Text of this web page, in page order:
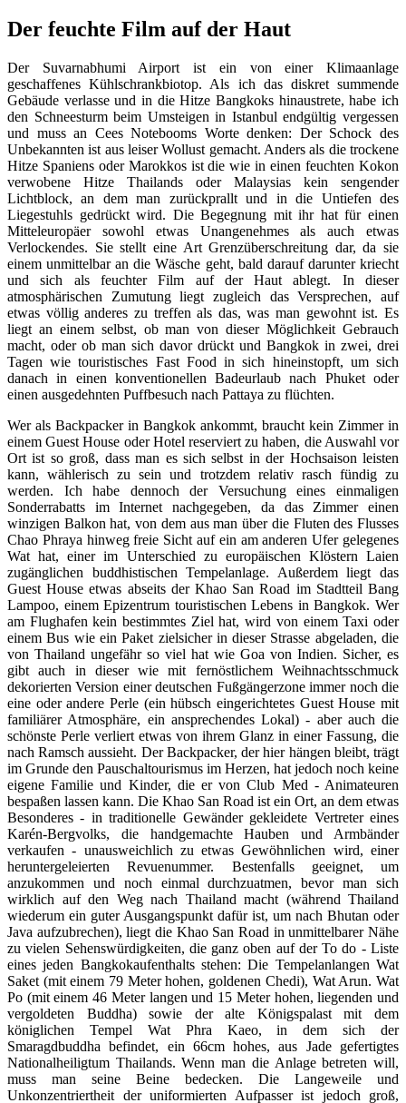
Der feuchte Film auf der Haut
Der Suvarnabhumi Airport ist ein von einer Klimaanlage
geschaffenes Kühlschrankbiotop. Als ich das diskret summende
Gebäude verlasse und in die Hitze Bangkoks hinaustrete, habe ich
den Schneesturm beim Umsteigen in Istanbul endgültig vergessen
und muss an Cees Notebooms Worte denken: Der Schock des
Unbekannten ist aus leiser Wollust gemacht. Anders als die trockene
Hitze Spaniens oder Marokkos ist die wie in einen feuchten Kokon
verwobene Hitze Thailands oder Malaysias kein sengender
Lichtblock, an dem man zurückprallt und in die Untiefen des
Liegestuhls gedrückt wird. Die Begegnung mit ihr hat für einen
Mitteleuropäer sowohl etwas Unangenehmes als auch etwas
Verlockendes. Sie stellt eine Art Grenzüberschreitung dar, da sie
einem unmittelbar an die Wäsche geht, bald darauf darunter kriecht
und sich als feuchter Film auf der Haut ablegt. In dieser
atmosphärischen Zumutung liegt zugleich das Versprechen, auf
etwas völlig anderes zu treffen als das, was man gewohnt ist. Es
liegt an einem selbst, ob man von dieser Möglichkeit Gebrauch
macht, oder ob man sich davor drückt und Bangkok in zwei, drei
Tagen wie touristisches Fast Food in sich hineinstopft, um sich
danach in einen konventionellen Badeurlaub nach Phuket oder
einen ausgedehnten Puffbesuch nach Pattaya zu flüchten.
Wer als Backpacker in Bangkok ankommt, braucht kein Zimmer in
einem Guest House oder Hotel reserviert zu haben, die Auswahl vor
Ort ist so groß, dass man es sich selbst in der Hochsaison leisten
kann, wählerisch zu sein und trotzdem relativ rasch fündig zu
werden. Ich habe dennoch der Versuchung eines einmaligen
Sonderrabatts im Internet nachgegeben, da das Zimmer einen
winzigen Balkon hat, von dem aus man über die Fluten des Flusses
Chao Phraya hinweg freie Sicht auf ein am anderen Ufer gelegenes
Wat hat, einer im Unterschied zu europäischen Klöstern Laien
zugänglichen buddhistischen Tempelanlage. Außerdem liegt das
Guest House etwas abseits der Khao San Road im Stadtteil Bang
Lampoo, einem Epizentrum touristischen Lebens in Bangkok. Wer
am Flughafen kein bestimmtes Ziel hat, wird von einem Taxi oder
einem Bus wie ein Paket zielsicher in dieser Strasse abgeladen, die
von Thailand ungefähr so viel hat wie Goa von Indien. Sicher, es
gibt auch in dieser wie mit fernöstlichem Weihnachtsschmuck
dekorierten Version einer deutschen Fußgängerzone immer noch die
eine oder andere Perle (ein hübsch eingerichtetes Guest House mit
familiärer Atmosphäre, ein ansprechendes Lokal) - aber auch die
schönste Perle verliert etwas von ihrem Glanz in einer Fassung, die
nach Ramsch aussieht. Der Backpacker, der hier hängen bleibt, trägt
im Grunde den Pauschaltourismus im Herzen, hat jedoch noch keine
eigene Familie und Kinder, die er von Club Med - Animateuren
bespaßen lassen kann. Die Khao San Road ist ein Ort, an dem etwas
Besonderes - in traditionelle Gewänder gekleidete Vertreter eines
Karén-Bergvolks, die handgemachte Hauben und Armbänder
verkaufen - unausweichlich zu etwas Gewöhnlichen wird, einer
heruntergeleierten Revuenummer. Bestenfalls geeignet, um
anzukommen und noch einmal durchzuatmen, bevor man sich
wirklich auf den Weg nach Thailand macht (während Thailand
wiederum ein guter Ausgangspunkt dafür ist, um nach Bhutan oder
Java aufzubrechen), liegt die Khao San Road in unmittelbarer Nähe
zu vielen Sehenswürdigkeiten, die ganz oben auf der To do - Liste
eines jeden Bangkokaufenthalts stehen: Die Tempelanlangen Wat
Saket (mit einem 79 Meter hohen, goldenen Chedi), Wat Arun. Wat
Po (mit einem 46 Meter langen und 15 Meter hohen, liegenden und
vergoldeten Buddha) sowie der alte Königspalast mit dem
königlichen Tempel Wat Phra Kaeo, in dem sich der
Smaragdbuddha befindet, ein 66cm hohes, aus Jade gefertigtes
Nationalheiligtum Thailands. Wenn man die Anlage betreten will,
muss man seine Beine bedecken. Die Langeweile und
Unkonzentriertheit der uniformierten Aufpasser ist jedoch groß,